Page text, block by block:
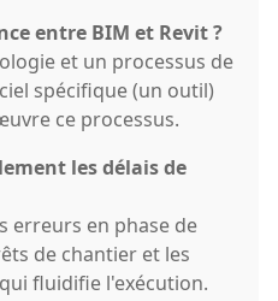
entre BIM et Revit ?
et un processus de
spécifique (un outil)
ce processus.
les délais de
erreurs en phase de
de chantier et les
fluidifie l'exécution.